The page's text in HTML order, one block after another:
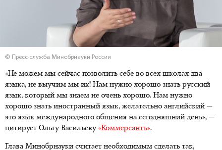
© Пресс-служба Минобрнауки России
«Не можем мы сейчас позволить себе во всех школах два
языка, не выучим мы их! Нам нужно хорошо знать русский
язык, который мы знаем не очень хорошо. Нам нужно
хорошо знать иностранный язык, желательно английский —
это язык международного общения на сегодняшний день», —
цитирует Ольгу Васильеву «Коммерсантъ».
Глава Минобрнауки считает необходимым сделать так,